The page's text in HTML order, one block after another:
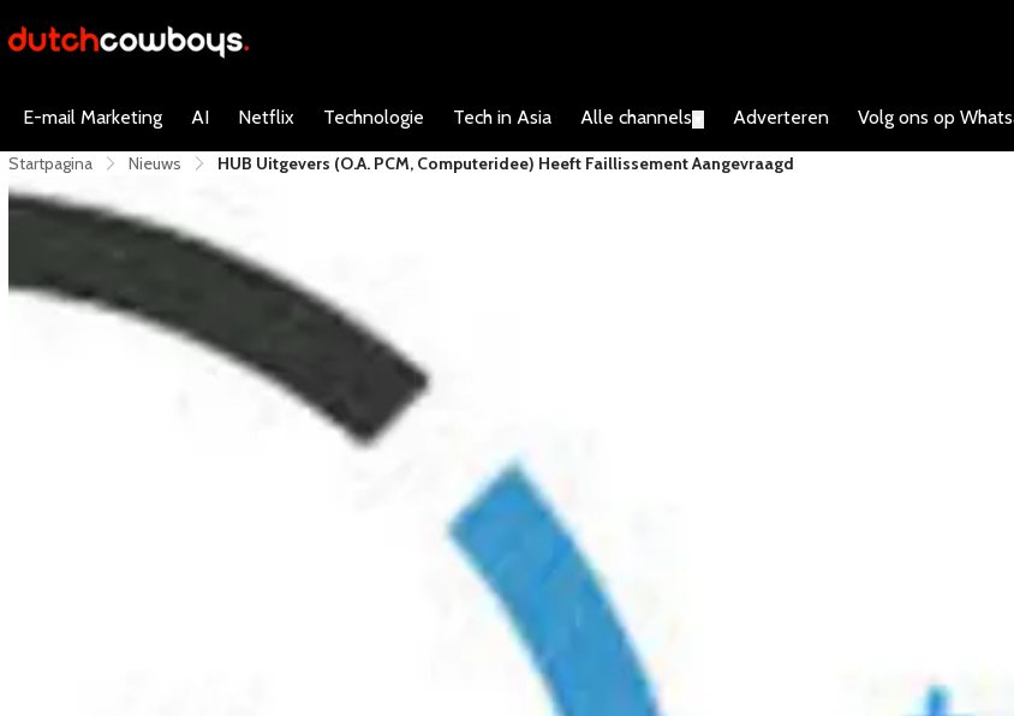
E-mail Marketing AI Netflix Technologie Tech in Asia Alle channels Adverteren Volg ons op
Startpagina Nieuws HUB Uitgevers (o.a. PCM, Computeridee) Heeft Faillissement Aangevraagd